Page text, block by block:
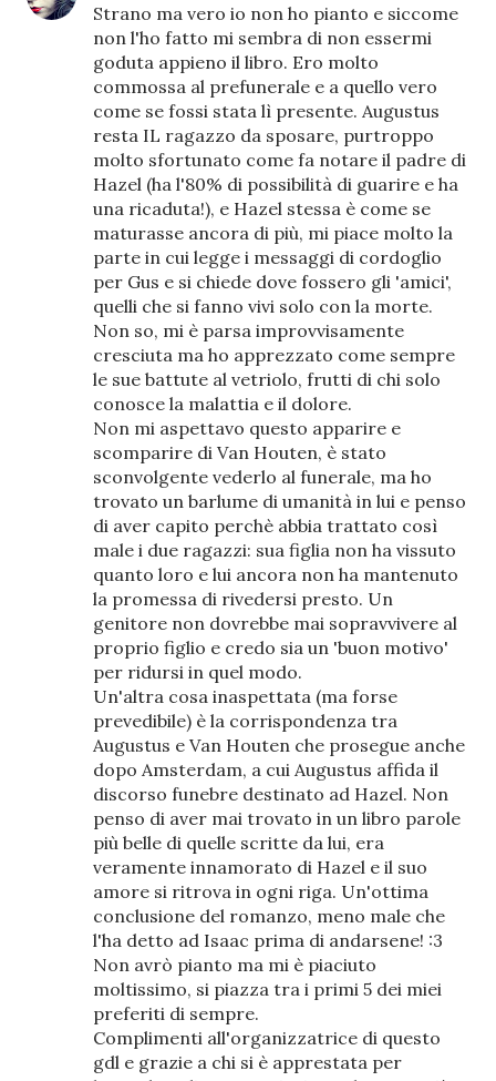
Strano ma vero io non ho pianto e siccome
non l'ho fatto mi sembra di non essermi
goduta appieno il libro. Ero molto
commossa al prefunerale e a quello vero
come se fossi stata lì presente. Augustus
resta IL ragazzo da sposare, purtroppo
molto sfortunato come fa notare il padre di
Hazel (ha l'80% di possibilità di guarire e ha
una ricaduta!), e Hazel stessa è come se
maturasse ancora di più, mi piace molto la
parte in cui legge i messaggi di cordoglio
per Gus e si chiede dove fossero gli 'amici',
quelli che si fanno vivi solo con la morte.
Non so, mi è parsa improvvisamente
cresciuta ma ho apprezzato come sempre
le sue battute al vetriolo, frutti di chi solo
conosce la malattia e il dolore.
Non mi aspettavo questo apparire e
scomparire di Van Houten, è stato
sconvolgente vederlo al funerale, ma ho
trovato un barlume di umanità in lui e penso
di aver capito perchè abbia trattato così
male i due ragazzi: sua figlia non ha vissuto
quanto loro e lui ancora non ha mantenuto
la promessa di rivedersi presto. Un
genitore non dovrebbe mai sopravvivere al
proprio figlio e credo sia un 'buon motivo'
per ridursi in quel modo.
Un'altra cosa inaspettata (ma forse
prevedibile) è la corrispondenza tra
Augustus e Van Houten che prosegue anche
dopo Amsterdam, a cui Augustus affida il
discorso funebre destinato ad Hazel. Non
penso di aver mai trovato in un libro parole
più belle di quelle scritte da lui, era
veramente innamorato di Hazel e il suo
amore si ritrova in ogni riga. Un'ottima
conclusione del romanzo, meno male che
l'ha detto ad Isaac prima di andarsene! :3
Non avrò pianto ma mi è piaciuto
moltissimo, si piazza tra i primi 5 dei miei
preferiti di sempre.
Complimenti all'organizzatrice di questo
gdl e grazie a chi si è apprestata per